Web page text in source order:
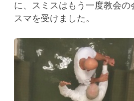
に、スミスはもう一度教会の
スマを受けました。